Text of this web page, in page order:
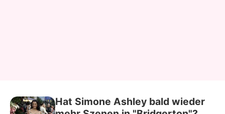
Hat Simone Ashley bald wieder